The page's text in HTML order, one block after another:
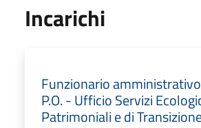
Incarichi
Funzionario
P.O. - Ufficio Servizi
Patrimoniali e di